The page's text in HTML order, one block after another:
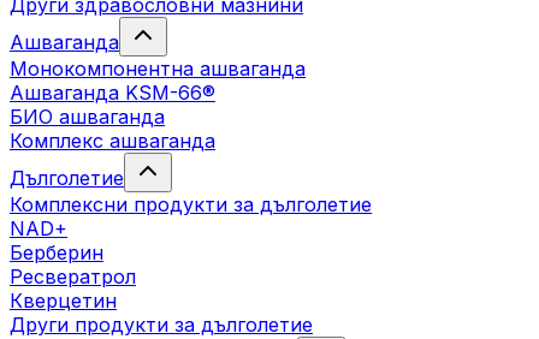
Други здравословни мазнини
Ашваганда
Монокомпонентна ашваганда
Ашваганда KSM-66®
БИО ашваганда
Комплекс ашваганда
Дълголетие
Комплексни продукти за дълголетие
NAD+
Берберин
Ресвератрол
Кверцетин
Други продукти за дълголетие